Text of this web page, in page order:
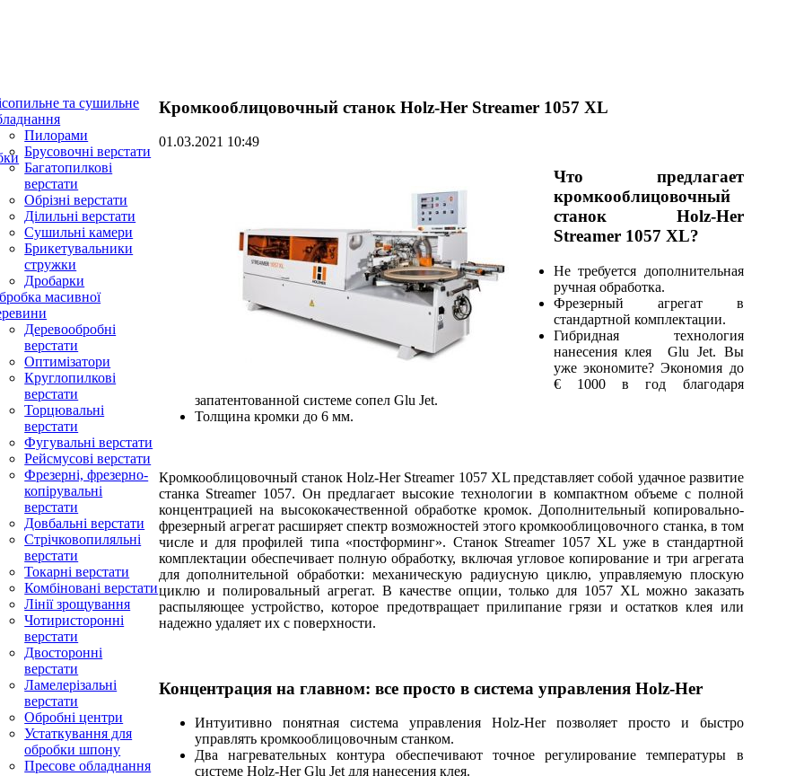
та сушильне
Пилорами
Брусовочні верстати
Багатопилкові
верстати
Обрізні верстати
Ділильні верстати
Сушильні камери
Брикетувальники
стружки
Дробарки
масивної
Деревообробні
верстати
Оптимізатори
Круглопилкові
верстати
Торцювальні
верстати
Фугувальні верстати
Рейсмусові верстати
Фрезерні, фрезерно-
копірувальні
верстати
Довбальні верстати
Стрічковопиляльні
верстати
Токарні верстати
Комбіновані верстати
Лінії зрощування
Чотиристоронні
верстати
Двосторонні
верстати
Ламелерізальні
верстати
Обробні центри
Устаткування для
обробки шпону
Пресове обладнання
Кромкооблицовочный станок Holz-Her Streamer 1057 XL
01.03.2021 10:49
Что предлагает
кромкооблицовочный
станок Holz-Her
Streamer 1057 XL?
Не требуется дополнительная
ручная обработка.
Фрезерный агрегат в
стандартной комплектации.
Гибридная технология
нанесения клея Glu Jet. Вы
уже экономите? Экономия до
€ 1000 в год благодаря
запатентованной системе сопел Glu Jet.
Толщина кромки до 6 мм.
Кромкооблицовочный станок Holz-Her Streamer 1057 XL представляет собой удачное развитие
станка Streamer 1057. Он предлагает высокие технологии в компактном объеме с полной
концентрацией на высококачественной обработке кромок. Дополнительный копировально-
фрезерный агрегат расширяет спектр возможностей этого кромкооблицовочного станка, в том
числе и для профилей типа «постформинг». Станок Streamer 1057 XL уже в стандартной
комплектации обеспечивает полную обработку, включая угловое копирование и три агрегата
для дополнительной обработки: механическую радиусную циклю, управляемую плоскую
циклю и полировальный агрегат. В качестве опции, только для 1057 XL можно заказать
распыляющее устройство, которое предотвращает прилипание грязи и остатков клея или
надежно удаляет их с поверхности.
Концентрация на главном: все просто в система управления Holz-Her
Интуитивно понятная система управления Holz-Her позволяет просто и быстро
управлять кромкооблицовочным станком.
Два нагревательных контура обеспечивают точное регулирование температуры в
системе Holz-Her Glu Jet для нанесения клея.